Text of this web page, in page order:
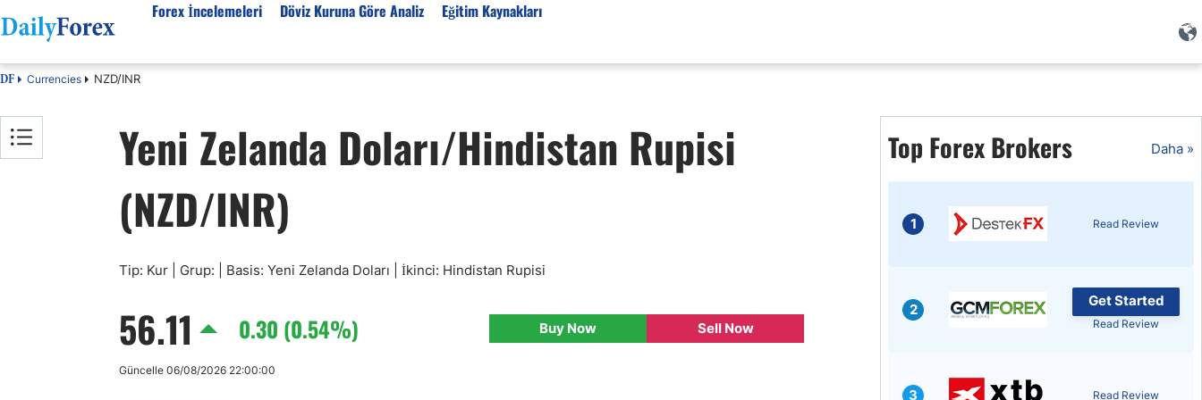
Forex İncelemeleri
Forex Firmaları
SPK Lisanslı Forex
Forex Sinyalleri
Forex Ürünleri
Forex Kursları
Tüm Firmaların İncelemeleri
Türkiye Finans Haberleri
Teknik Analiz
USD/TRY
Ücretsiz Forex Sinyalleri
Döviz Kuruna Göre Analiz
EUR-USD
GBP-USD
USD-CAD
Eğitim Kaynakları
Forex Eğitimi
Ekonomik Sözlük
İslami Forex
Forex Seminerleri
Forex Düzenlemeler
DF Currencies NZD/INR
Yeni Zelanda Doları/Hindistan Rupisi
(NZD/INR)
Tip: Kur | Grup: | Basis: Yeni Zelanda Doları | İkinci: Hindistan Rupisi
56.11 0.30 (0.54%) Buy Now Sell Now
Güncelle 06/08/2026 22:00:00
Top Forex Brokers Daha »
1 Read Review
2
Get Started
Read Review
3 Read Review